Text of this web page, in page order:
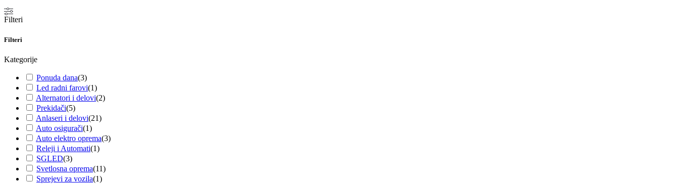
Filteri
Filteri
Kategorije
Ponuda dana(3)
Led radni farovi(1)
Alternatori i delovi(2)
Prekidači(5)
Anlaseri i delovi(21)
Auto osigurači(1)
Auto elektro oprema(3)
Releji i Automati(1)
SGLED(3)
Svetlosna oprema(11)
Sprejevi za vozila(1)